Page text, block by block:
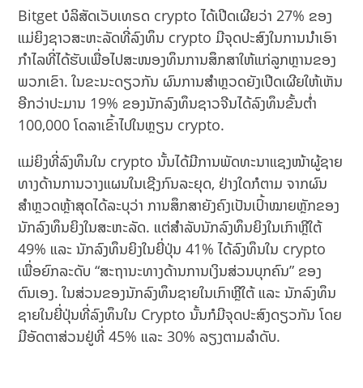
Bitget ບໍລິສັດເວັບເທຣດ crypto ໄດ້ເປີດເຜີຍວ່າ 27% ຂອງ
ແມ່ຍິງຊາວສະຫະລັດທີ່ລົງທຶນ crypto ມີຈຸດປະສົງໃນການນຳເອົາ
ກຳໄລທີ່ໄດ້ຮັບເພື່ອໄປສະໜອງທຶນການສຶກສາໃຫ້ແກ່ລູກຫຼານຂອງ
ພວກເຂົາ. ໃນ​ຂະ​ນະ​ດຽວ​ກັນ ຜົນການສໍາຫຼວດຍັງເປີດເຜີຍໃຫ້ເຫັນ
ອີກວ່າປະມານ 19% ຂອງນັກລົງທຶນຊາວຈີນໄດ້ລົງທຶນຂັ້ນຕໍ່າ
100,000 ໂດລາເຂົ້າໄປໃນຫຼຽນ crypto.
ແມ່ຍິງທີ່ລົງທຶນໃນ crypto ນັ້ນໄດ້ມີການພັດທະນາແຊງໜ້າຜູ້ຊາຍ
ທາງດ້ານການວາງແຜນໃນເຊີງກົນລະຍຸດ, ຢ່າງໃດກໍຕາມ ຈາກຜົນ
ສຳຫຼວດຫຼ້າສຸດໄດ້ລະບຸວ່າ ການສຶກສາຍັງຄົງເປັນເປົ້າໝາຍຫຼັກຂອງ
ນັກລົງທຶນຍິງໃນສະຫະລັດ. ແຕ່ສໍາລັບນັກລົງທຶນຍິງໃນເກົາຫຼີໃຕ້
49% ແລະ ນັກລົງທຶນຍິງໃນຍີ່ປຸ່ນ 41% ໄດ້ລົງທຶນໃນ crypto
ເພື່ອຍົກລະດັບ “ສະຖານະທາງດ້ານການເງິນສ່ວນບຸກຄົນ” ຂອງ
ຕົນເອງ. ໃນສ່ວນຂອງນັກລົງທຶນຊາຍໃນເກົາຫຼີໃຕ້ ແລະ ນັກລົງທຶນ
ຊາຍໃນຍີ່ປຸ່ນທີ່ລົງທຶນໃນ Crypto ນັ້ນກໍມີຈຸດປະສົງດຽວກັນ ໂດຍ
ມີອັດຕາສ່ວນຢູ່ທີ່ 45% ແລະ 30% ລຽງຕາມລຳດັບ.